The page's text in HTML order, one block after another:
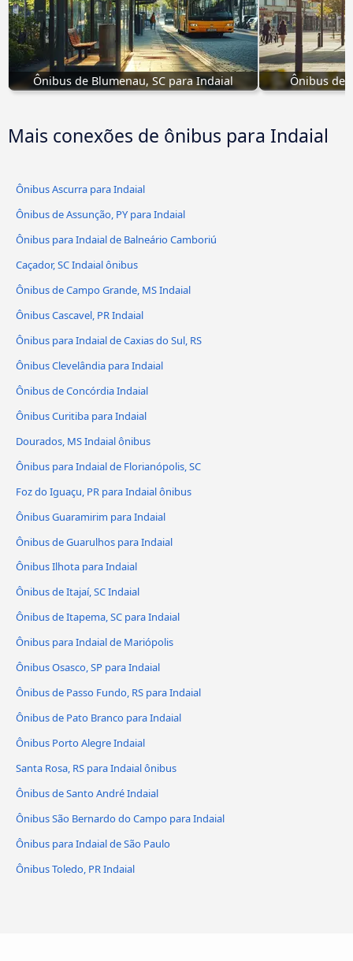
Ônibus de Blumenau, SC para Indaial Ônibus de
Mais conexões de ônibus para Indaial
Ônibus Ascurra para Indaial
Ônibus de Assunção, PY para Indaial
Ônibus para Indaial de Balneário Camboriú
Caçador, SC Indaial ônibus
Ônibus de Campo Grande, MS Indaial
Ônibus Cascavel, PR Indaial
Ônibus para Indaial de Caxias do Sul, RS
Ônibus Clevelândia para Indaial
Ônibus de Concórdia Indaial
Ônibus Curitiba para Indaial
Dourados, MS Indaial ônibus
Ônibus para Indaial de Florianópolis, SC
Foz do Iguaçu, PR para Indaial ônibus
Ônibus Guaramirim para Indaial
Ônibus de Guarulhos para Indaial
Ônibus Ilhota para Indaial
Ônibus de Itajaí, SC Indaial
Ônibus de Itapema, SC para Indaial
Ônibus para Indaial de Mariópolis
Ônibus Osasco, SP para Indaial
Ônibus de Passo Fundo, RS para Indaial
Ônibus de Pato Branco para Indaial
Ônibus Porto Alegre Indaial
Santa Rosa, RS para Indaial ônibus
Ônibus de Santo André Indaial
Ônibus São Bernardo do Campo para Indaial
Ônibus para Indaial de São Paulo
Ônibus Toledo, PR Indaial